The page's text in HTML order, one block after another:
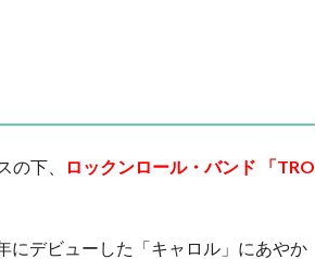
下、
ロックンロール・バンド 「TRO
にデビューした「キャロル」にあやか